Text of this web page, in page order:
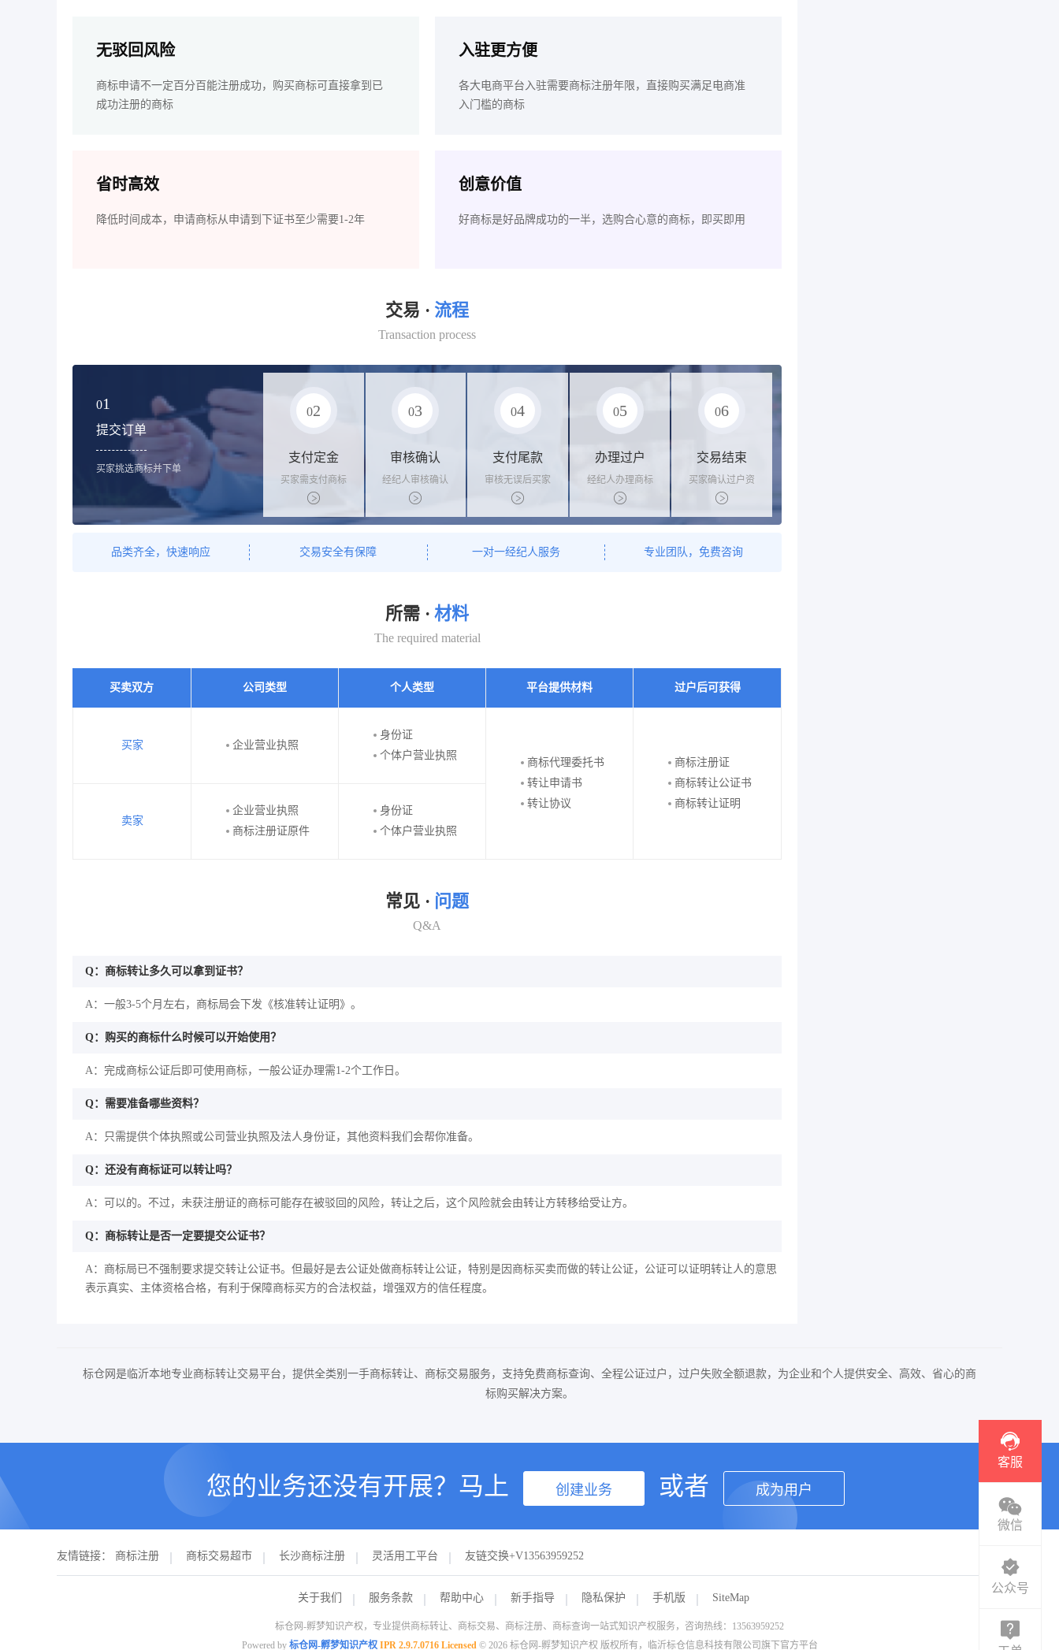
无驳回风险
商标申请不一定百分百能注册成功，购买商标可直接拿到已
成功注册的商标
入驻更方便
各大电商平台入驻需要商标注册年限，直接购买满足电商准
入门槛的商标
省时高效
降低时间成本，申请商标从申请到下证书至少需要1-2年
创意价值
好商标是好品牌成功的一半，选购合心意的商标，即买即用
交易 · 流程
Transaction process
01
提交订单
买家挑选商标并下单
02
支付定金
买家需支付商标
标价的10%的购
买订金
03
审核确认
经纪人审核确认
商标状态
04
支付尾款
审核无误后买家
支付尾款，卖家
办理相关手续
05
办理过户
经纪人办理商标
转让手续，交付
相关证书
06
交易结束
买家确认过户资
料后，平台解冻
资金支付卖家
品类齐全，快速响应 交易安全有保障 一对一经纪人服务 专业团队，免费咨询
所需 · 材料
The required material
买卖双方 公司类型 个人类型 平台提供材料 过户后可获得
买家 企业营业执照
身份证
个体户营业执照
商标代理委托书
转让申请书
转让协议
商标注册证
商标转让公证书
商标转让证明
卖家
企业营业执照
商标注册证原件
身份证
个体户营业执照
常见 · 问题
Q&A
Q：商标转让多久可以拿到证书？
A：一般3-5个月左右，商标局会下发《核准转让证明》。
Q：购买的商标什么时候可以开始使用？
A：完成商标公证后即可使用商标，一般公证办理需1-2个工作日。
Q：需要准备哪些资料？
A：只需提供个体执照或公司营业执照及法人身份证，其他资料我们会帮你准备。
Q：还没有商标证可以转让吗？
A：可以的。不过，未获注册证的商标可能存在被驳回的风险，转让之后，这个风险就会由转让方转移给受让方。
Q：商标转让是否一定要提交公证书？
A：商标局已不强制要求提交转让公证书。但最好是去公证处做商标转让公证，特别是因商标买卖而做的转让公证，公证可以证明转让人的意思
表示真实、主体资格合格，有利于保障商标买方的合法权益，增强双方的信任程度。
标仓网是临沂本地专业商标转让交易平台，提供全类别一手商标转让、商标交易服务，支持免费商标查询、全程公证过户，过户失败全额退款，为企业和个人提供安全、高效、省心的商
标购买解决方案。
您的业务还没有开展？马上 创建业务 或者 成为用户
友情链接： 商标注册 商标交易超市 长沙商标注册 灵活用工平台 友链交换+V13563959252
关于我们 服务条款 帮助中心 新手指导 隐私保护 手机版 SiteMap
标仓网-孵梦知识产权，专业提供商标转让、商标交易、商标注册、商标查询一站式知识产权服务，咨询热线：13563959252
Powered by 标仓网-孵梦知识产权 IPR 2.9.7.0716 Licensed © 2026 标仓网-孵梦知识产权 版权所有，临沂标仓信息科技有限公司旗下官方平台
客服
微信
公众号